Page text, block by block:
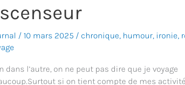
/10 mars 2025 / chronique, humour, ironie,
dans l’autre, on ne peut pas dire que je voyage
si on tient compte de mes